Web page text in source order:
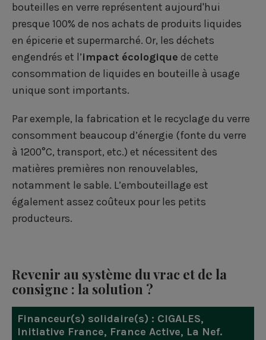
bouteilles en verre représentent aujourd'hui
presque 100% de nos achats de produits liquides
en épicerie et supermarché. Or, les déchets
engendrés et l’impact écologique de cette
consommation de liquides en bouteille à usage
unique sont importants.
Par exemple, la fabrication et le recyclage du verre
consomment beaucoup d’énergie (fonte du verre
à 1200°C, transport, etc.) et nécessitent des
matières premières non renouvelables,
notamment le sable. L’embouteillage est
également assez coûteux pour les petits
producteurs.
Revenir au système du vrac et de la
consigne : la solution ?
Financeur(s) solidaire(s) : CIGALES,
Initiative France, France Active, La Nef.